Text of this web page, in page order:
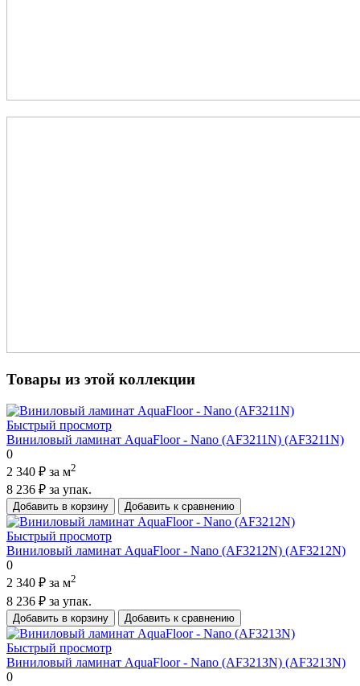
Товары из этой коллекции
Быстрый просмотр
Виниловый ламинат AquaFloor - Nano (AF3211N) (AF3211N)
0
2 340 ₽ за м2
8 236 ₽ за упак.
Добавить в корзину Добавить к сравнению
Быстрый просмотр
Виниловый ламинат AquaFloor - Nano (AF3212N) (AF3212N)
0
2 340 ₽ за м2
8 236 ₽ за упак.
Добавить в корзину Добавить к сравнению
Быстрый просмотр
Виниловый ламинат AquaFloor - Nano (AF3213N) (AF3213N)
0